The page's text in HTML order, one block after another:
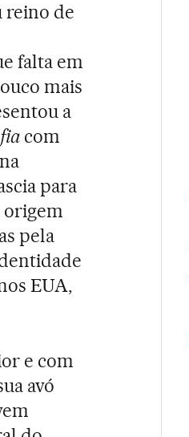
reino de
falta em
mais
a
com
para
origem
pela
EUA,
e com
avó